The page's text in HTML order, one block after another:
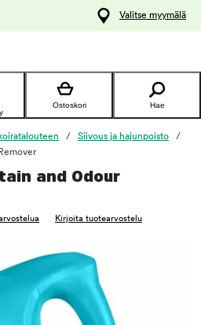
Valitse myymälä
Ostoskori Hae
Siivous ja hajunpoisto
and Odour
Kirjoita tuotearvostelu